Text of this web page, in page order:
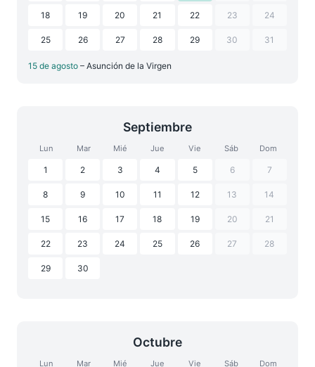
18 19 20 21 22 23 24
25 26 27 28 29 30 31
15 de agosto – Asunción de la Virgen
Septiembre
Lun Mar Mié Jue Vie Sáb Dom
1 2 3 4 5 6 7
8 9 10 11 12 13 14
15 16 17 18 19 20 21
22 23 24 25 26 27 28
29 30
Octubre
Lun Mar Mié Jue Vie Sáb Dom